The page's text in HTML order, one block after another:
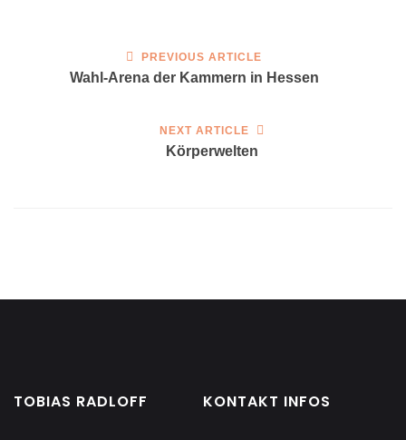
PREVIOUS ARTICLE
Wahl-Arena der Kammern in Hessen
NEXT ARTICLE
Körperwelten
TOBIAS RADLOFF KONTAKT INFOS